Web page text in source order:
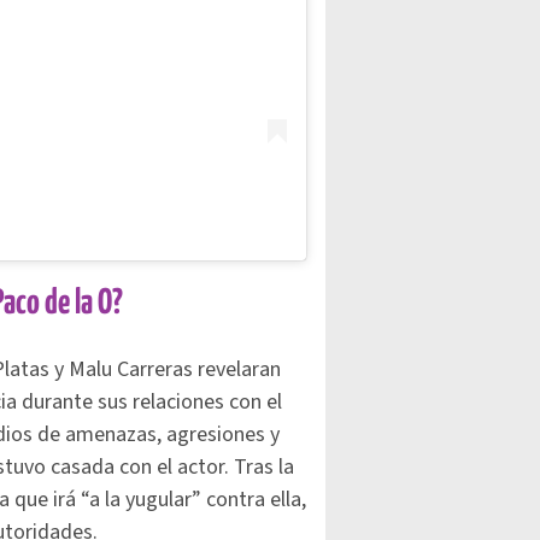
de la O?
y Malu Carreras revelaran
durante sus relaciones con el
de amenazas, agresiones y
casada con el actor. Tras la
irá “a la yugular” contra ella,